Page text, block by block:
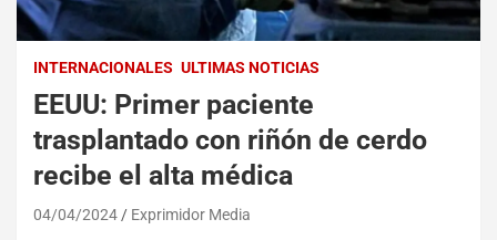
INTERNACIONALES ULTIMAS NOTICIAS
EEUU: Primer paciente
trasplantado con riñón de cerdo
recibe el alta médica
04/04/2024 Exprimidor Media